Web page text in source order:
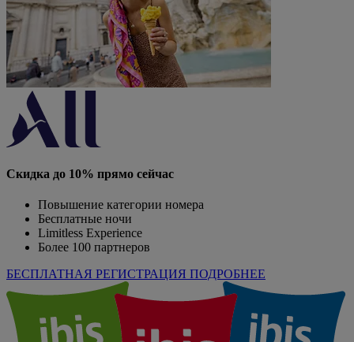
Скидка до 10% прямо сейчас
Повышение категории номера
Бесплатные ночи
Limitless Experience
Более 100 партнеров
БЕСПЛАТНАЯ РЕГИСТРАЦИЯ ПОДРОБНЕЕ